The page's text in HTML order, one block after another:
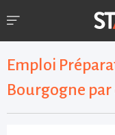
Emploi
Bourgogne